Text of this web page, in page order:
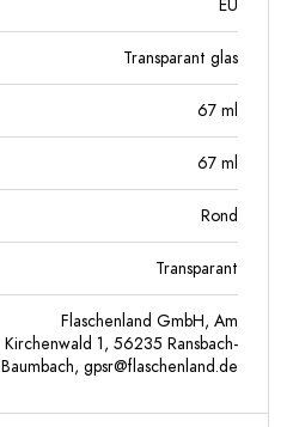
EU
Transparant glas
67 ml
67 ml
Rond
Transparant
Flaschenland GmbH, Am
Kirchenwald 1, 56235 Ransbach-
Baumbach, gpsr@flaschenland.de